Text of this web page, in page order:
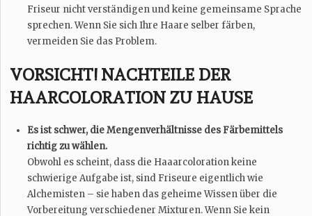
Friseur nicht verständigen und keine gemeinsame Sprache
sprechen. Wenn Sie sich Ihre Haare selber färben,
vermeiden Sie das Problem.
VORSICHT! NACHTEILE DER
HAARCOLORATION ZU HAUSE
Es ist schwer, die Mengenverhältnisse des Färbemittels
richtig zu wählen.
Obwohl es scheint, dass die Haaarcoloration keine
schwierige Aufgabe ist, sind Friseure eigentlich wie
Alchemisten – sie haben das geheime Wissen über die
Vorbereitung verschiedener Mixturen. Wenn Sie kein